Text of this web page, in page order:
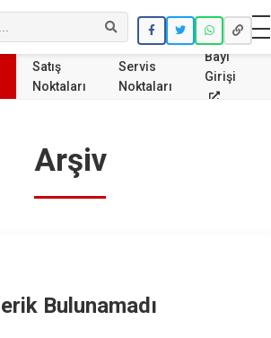
Ara
Satış
Noktaları
Servis
Noktaları
Bayi
Girişi
Arşiv
Bulunamadı